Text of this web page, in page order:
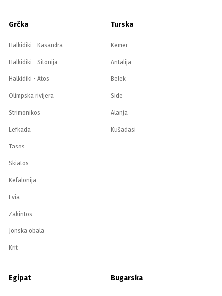
Grčka
Halkidiki - Kasandra
Halkidiki - Sitonija
Halkidiki - Atos
Olimpska rivijera
Strimonikos
Lefkada
Tasos
Skiatos
Kefalonija
Evia
Zakintos
Jonska obala
Krit
Turska
Kemer
Antalija
Belek
Side
Alanja
Kušadasi
Egipat Bugarska